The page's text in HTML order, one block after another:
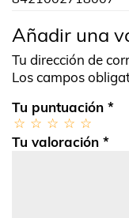
Añadir una
Tu dirección de
Los campos
Tu puntuación *
Tu valoración *